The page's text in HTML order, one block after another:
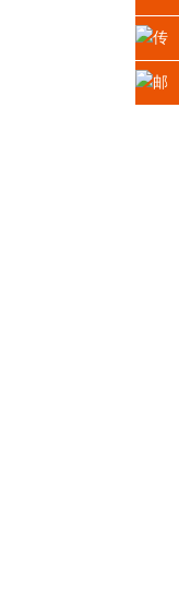
江苏
省苏
话：
0512-
传
真：
邮